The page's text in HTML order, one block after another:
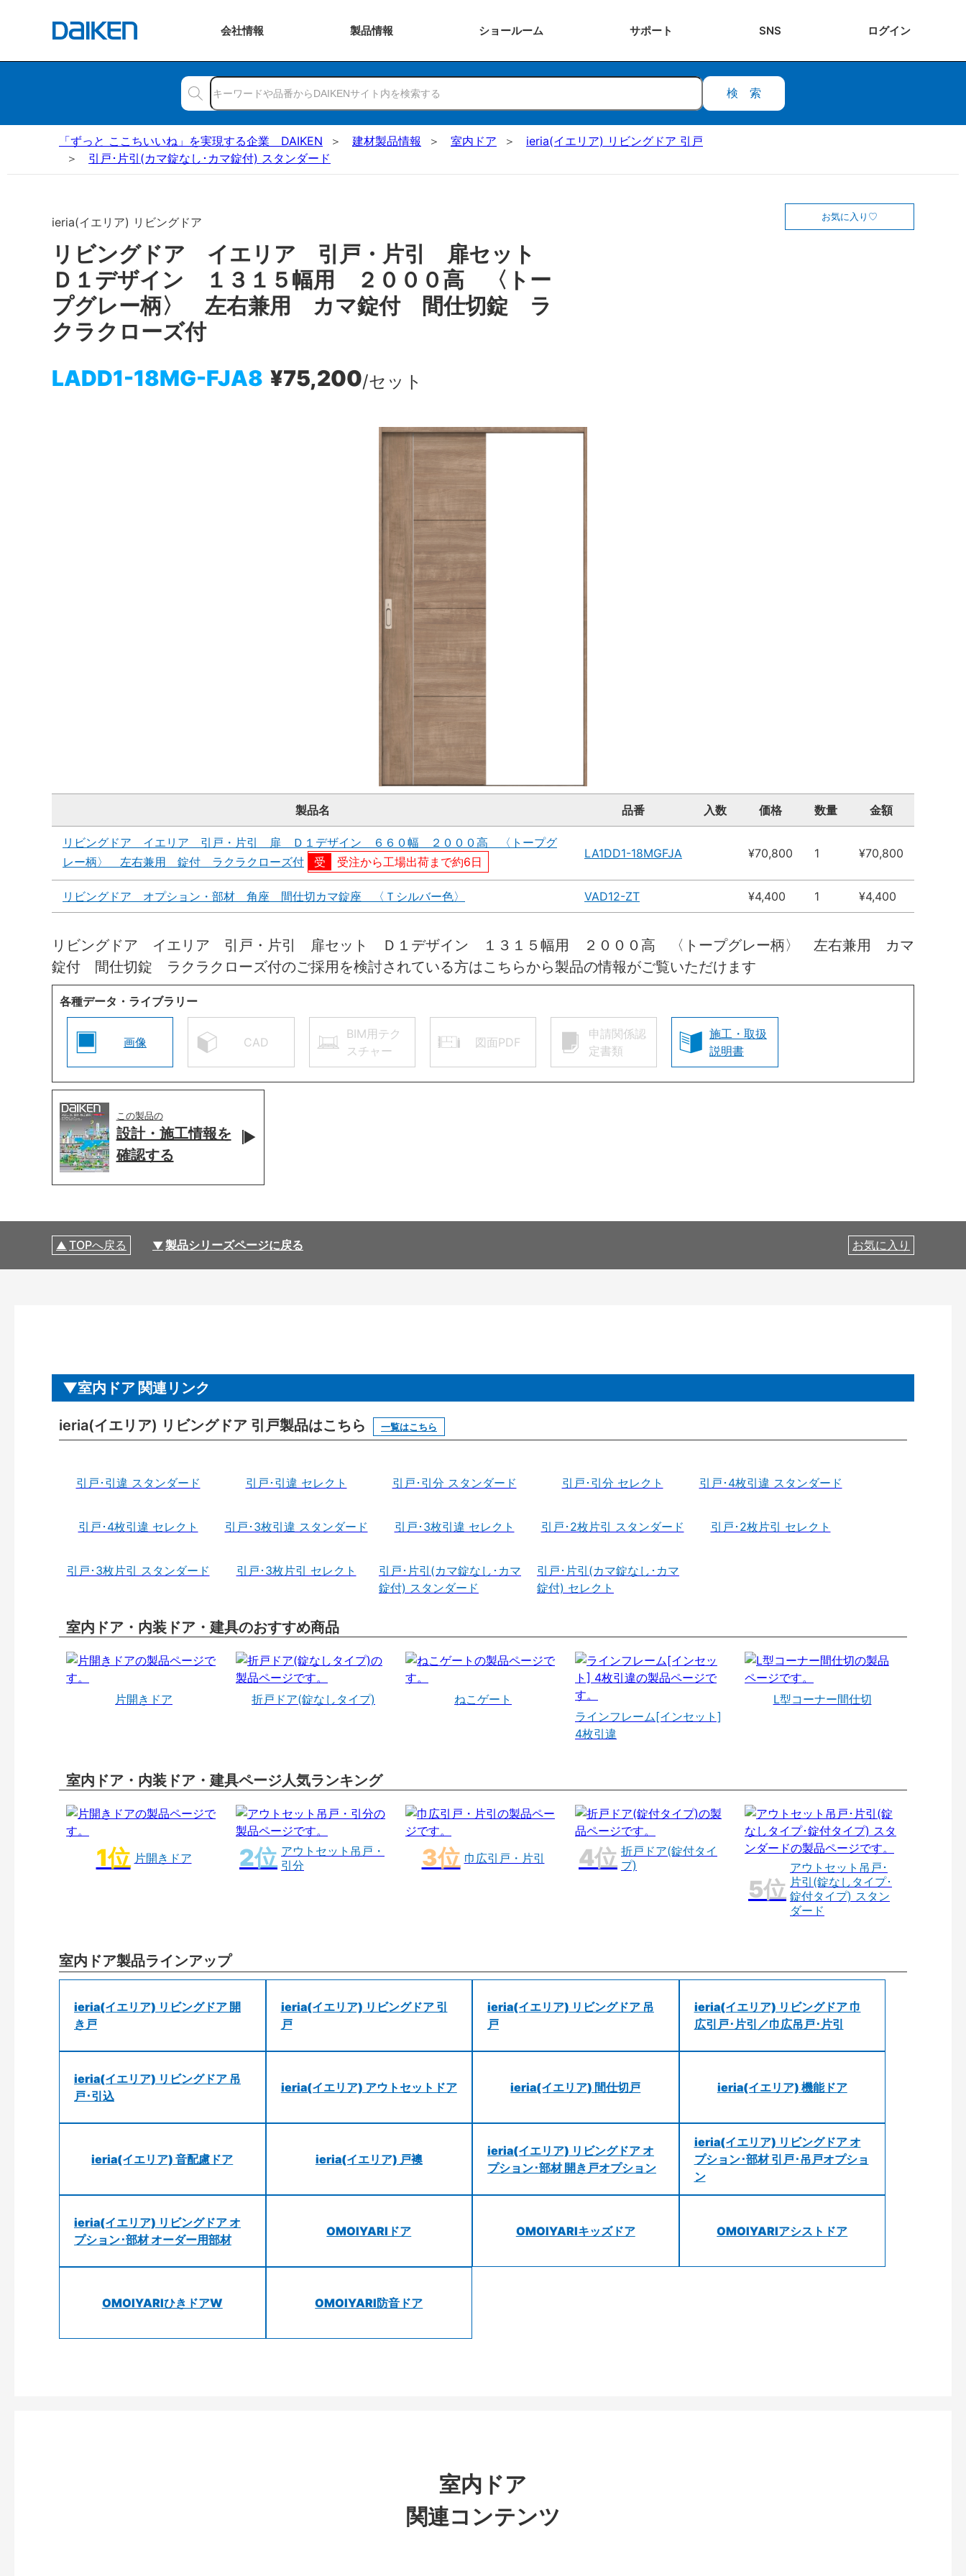
会社情報 製品情報 ショールーム サポート SNS ログイン
検索
「ずっと ここちいいね」を実現する企業 DAIKEN 建材製品情報 室内ドア
ieria(イエリア) リビングドア 引戸
引戸･片引(カマ錠なし･カマ錠付) スタンダード
ieria(イエリア) リビングドア
リビングドア イエリア 引戸・片引 扉セット
Ｄ１デザイン １３１５幅用 ２０００高 〈トー
プグレー柄〉 左右兼用 カマ錠付 間仕切錠 ラ
クラクローズ付
LADD1-18MG-FJA8 ¥75,200/セット
お気に入り
製品名 品番 入数 価格 数量 金額
リビングドア イエリア 引戸・片引 扉 Ｄ１デザイン ６６０幅 ２０００高 〈トープグ
レー柄〉 左右兼用 錠付 ラクラクローズ付
受注から工場出荷まで約6日
LA1DD1-18MGFJA ¥70,800 1 ¥70,800
リビングドア オプション・部材 角座 間仕切カマ錠座 〈Ｔシルバー色〉 VAD12-ZT ¥4,400 1 ¥4,400
リビングドア イエリア 引戸・片引 扉セット Ｄ１デザイン １３１５幅用 ２０００高 〈トープグレー柄〉 左右兼用 カマ
錠付 間仕切錠 ラクラクローズ付のご採用を検討されている方はこちらから製品の情報がご覧いただけます
各種データ・ライブラリー
画像 CAD
BIM用テク
スチャー
図面PDF
申請関係認
定書類
施工・取扱
説明書
この製品の
設計・施工情報を
確認する
TOPへ戻る 製品シリーズページに戻る お気に入り
室内ドア 関連リンク
ieria(イエリア) リビングドア 引戸製品はこちら 一覧はこちら
引戸･引違 スタンダード 引戸･引違 セレクト 引戸･引分 スタンダード 引戸･引分 セレクト 引戸･4枚引違 スタンダード
引戸･4枚引違 セレクト 引戸･3枚引違 スタンダード 引戸･3枚引違 セレクト 引戸･2枚片引 スタンダード 引戸･2枚片引 セレクト
引戸･3枚片引 スタンダード 引戸･3枚片引 セレクト
引戸･片引(カマ錠なし･カマ
錠付) スタンダード
引戸･片引(カマ錠なし･カマ
錠付) セレクト
室内ドア・内装ドア・建具のおすすめ商品
片開きドア 折戸ドア(錠なしタイプ)
ねこゲート
ラインフレーム[インセット]
4枚引違
L型コーナー間仕切
室内ドア・内装ドア・建具ページ人気ランキング
片開きドア
アウトセット吊戸・
引分
巾広引戸・片引
折戸ドア(錠付タイ
プ)
アウトセット吊戸･
片引(錠なしタイプ･
錠付タイプ) スタン
ダード
室内ドア製品ラインアップ
ieria(イエリア) リビングドア 開
き戸
ieria(イエリア) リビングドア 引
戸
ieria(イエリア) リビングドア 吊
戸
ieria(イエリア) リビングドア 巾
広引戸･片引／巾広吊戸･片引
ieria(イエリア) リビングドア 吊
戸･引込
ieria(イエリア) アウトセットドア ieria(イエリア) 間仕切戸 ieria(イエリア) 機能ドア
ieria(イエリア) 音配慮ドア ieria(イエリア) 戸襖
ieria(イエリア) リビングドア オ
プション･部材 開き戸オプション
ieria(イエリア) リビングドア オ
プション･部材 引戸･吊戸オプショ
ン
ieria(イエリア) リビングドア オ
プション･部材 オーダー用部材
OMOIYARIドア OMOIYARIキッズドア OMOIYARIアシストドア
OMOIYARIひきドアW OMOIYARI防音ドア
室内ドア
関連コンテンツ